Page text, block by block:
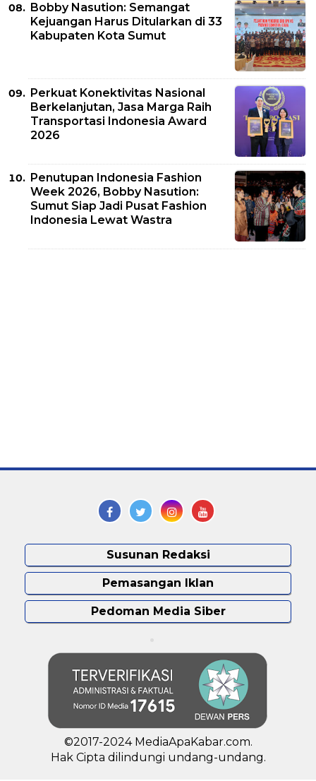
Bobby Nasution: Semangat
Kejuangan Harus Ditularkan di 33
Kabupaten Kota Sumut
Perkuat Konektivitas Nasional
Berkelanjutan, Jasa Marga Raih
Transportasi Indonesia Award
2026
Penutupan Indonesia Fashion
Week 2026, Bobby Nasution:
Sumut Siap Jadi Pusat Fashion
Indonesia Lewat Wastra
Susunan Redaksi
Pemasangan Iklan
Pedoman Media Siber
©2017-2024 MediaApaKabar.com.
Hak Cipta dilindungi undang-undang.